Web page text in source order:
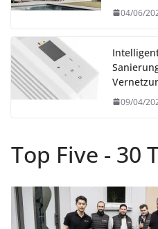
04/06/
09/04/
Top Five - 30